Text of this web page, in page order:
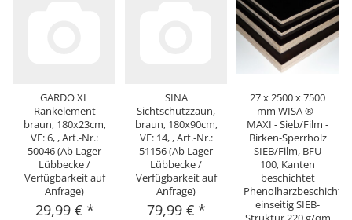
GARDO XL
Rankelement
braun, 180x23cm,
VE: 6, , Art.-Nr.:
50046 (Ab Lager
Lübbecke /
Verfügbarkeit auf
Anfrage)
29,99 € *
SINA
Sichtschutzzaun,
braun, 180x90cm,
VE: 14, , Art.-Nr.:
51156 (Ab Lager
Lübbecke /
Verfügbarkeit auf
Anfrage)
79,99 € *
27 x 2500 x 7500
mm WISA ® -
MAXI - Sieb/Film -
Birken-Sperrholz
SIEB/Film, BFU
100, Kanten
beschichtet
einseitig SIEB-